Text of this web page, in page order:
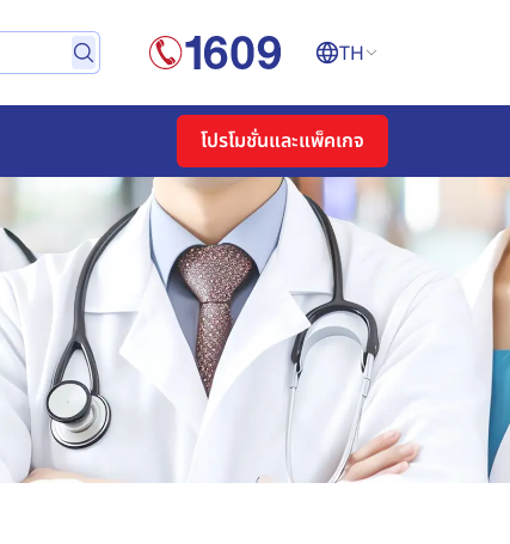
TH
โปรโมชั่นและแพ็คเกจ